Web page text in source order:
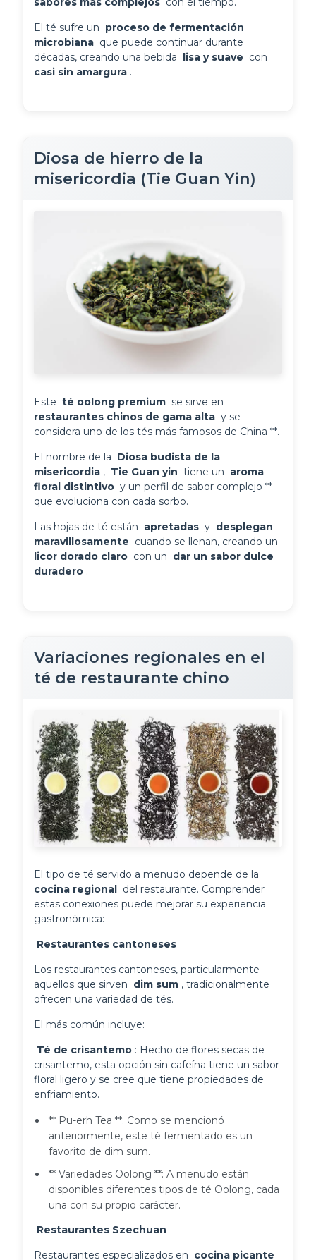
El té sufre un proceso de fermentación
microbiana que puede continuar durante
décadas, creando una bebida
lisa y suave
casi sin amargura .
Diosa de hierro de la
misericordia (Tie Guan Yin)
Este té oolong premium
restaurantes chinos de gama alta y se
considera uno de los tés más famosos de China **.
El nombre de la Diosa budista de la
misericordia , Tie Guan yin tiene un aroma
floral distintivo y un perfil de sabor complejo **
que evoluciona con cada sorbo.
Las hojas de té están apretadas y desplegan
maravillosamente
licor dorado claro con un dar un sabor dulce
duradero .
Variaciones regionales en el
té de restaurante chino
cocina regional del restaurante. Comprender
estas conexiones puede mejorar su experiencia
gastronómica:
Restaurantes cantoneses
Los restaurantes cantoneses, particularmente
aquellos que sirven dim sum , tradicionalmente
ofrecen una variedad de tés.
El más común incluye:
Té de crisantemo : Hecho de flores secas de
crisantemo, esta opción sin cafeína tiene un sabor
floral ligero y se cree que tiene propiedades de
enfriamiento.
** Pu-erh Tea **: Como se mencionó
anteriormente, este té fermentado es un
favorito de dim sum.
** Variedades Oolong **: A menudo están
disponibles diferentes tipos de té Oolong, cada
una con su propio carácter.
Restaurantes Szechuan
Restaurantes especializados en cocina picante